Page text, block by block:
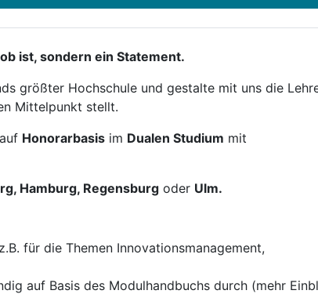
ist, sondern ein Statement.
größter Hochschule und gestalte mit uns die
Mittelpunkt stellt.
auf Honorarbasis im Dualen Studium mit
Hamburg, Regensburg oder Ulm.
für die Themen Innovationsmanagement,
auf Basis des Modulhandbuchs durch (mehr